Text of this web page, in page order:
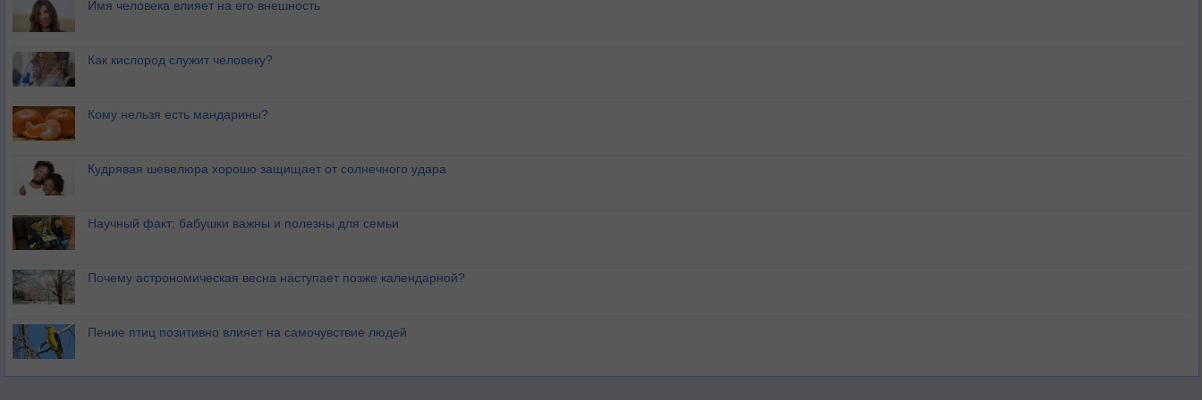
Имя человека влияет на его внешность
Как кислород служит человеку?
Кому нельзя есть мандарины?
Кудрявая шевелюра хорошо защищает от солнечного удара
Научный факт: бабушки важны и полезны для семьи
Почему астрономическая весна наступает позже календарной?
Пение птиц позитивно влияет на самочувствие людей